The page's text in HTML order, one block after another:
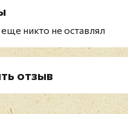
Fight
Where You Belong
Out, Breaking Down
Memories
никто не оставлял
отзыв